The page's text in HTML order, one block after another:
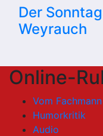
Der
Weyrauch
Online-
Vom
Humorkritik
Audio